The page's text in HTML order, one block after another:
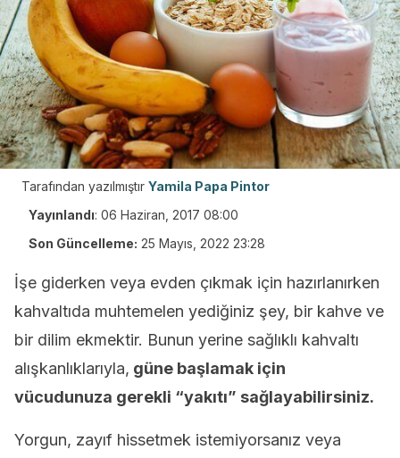
Tarafından yazılmıştır Yamila Papa Pintor
Yayınlandı: 06 Haziran, 2017 08:00
Son Güncelleme: 25 Mayıs, 2022 23:28
İşe giderken veya evden çıkmak için hazırlanırken
kahvaltıda muhtemelen yediğiniz şey, bir kahve ve
bir dilim ekmektir. Bunun yerine sağlıklı kahvaltı
alışkanlıklarıyla, güne başlamak için
vücudunuza gerekli “yakıtı” sağlayabilirsiniz.
Yorgun, zayıf hissetmek istemiyorsanız veya